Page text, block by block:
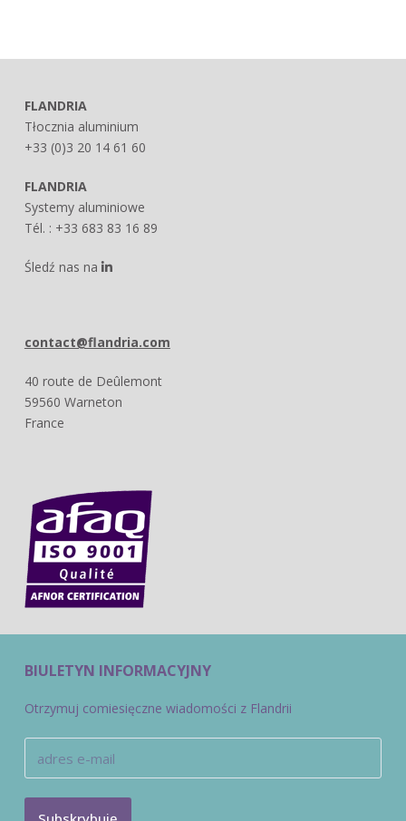
FLANDRIA
Tłocznia aluminium
+33 (0)3 20 14 61 60
FLANDRIA
Systemy aluminiowe
Tél. : +33 683 83 16 89
Śledź nas na
contact@flandria.com
40 route de Deûlemont
59560 Warneton
France
BIULETYN INFORMACYJNY
Otrzymuj comiesięczne wiadomości z Flandrii